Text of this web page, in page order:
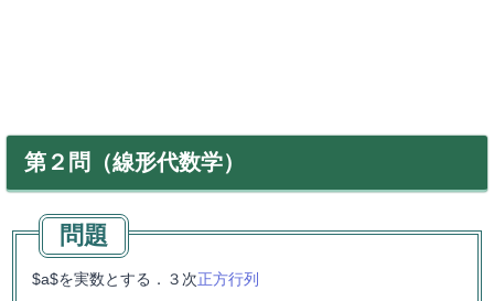
第２問（線形代数学）
$a$を実数とする．３次正方行列